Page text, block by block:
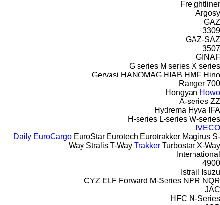
Freightliner
Argosy
GAZ
3309
GAZ-SAZ
3507
GINAF
G series M series X series
Gervasi HANOMAG HIAB HMF Hino
700
Ranger
Hongyan Howo
A-series ZZ
Hydrema Hyva
IFA
H-series L-series W-series
IVECO
Daily EuroCargo EuroStar Eurotech Eurotrakker Magirus S-
Way Stralis T-Way Trakker Turbostar X-Way
International
4900
Istrail
Isuzu
CYZ ELF Forward M-Series NPR NQR
JAC
HFC N-Series